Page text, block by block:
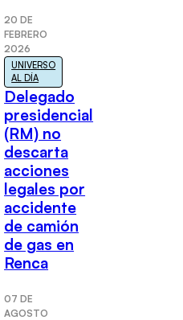
20 DE
FEBRERO
2026
UNIVERSO
AL DÍA
Delegado
presidencial
(RM) no
descarta
acciones
legales por
accidente
de camión
de gas en
Renca
07 DE
AGOSTO